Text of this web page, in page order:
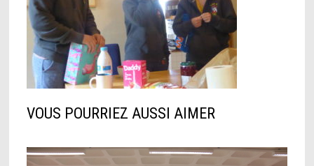
VOUS POURRIEZ AUSSI AIMER